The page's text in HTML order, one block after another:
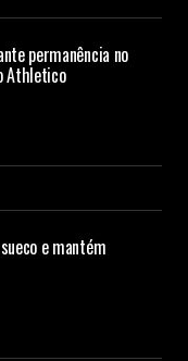
permanência no
Athletico
e mantém